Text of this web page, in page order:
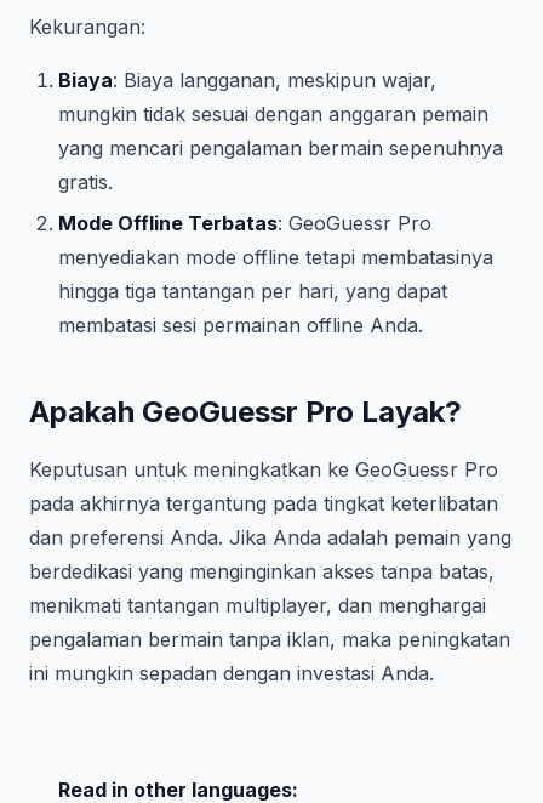
Kekurangan:
Biaya: Biaya langganan, meskipun wajar,
mungkin tidak sesuai dengan anggaran pemain
yang mencari pengalaman bermain sepenuhnya
gratis.
Mode Offline Terbatas: GeoGuessr Pro
menyediakan mode offline tetapi membatasinya
hingga tiga tantangan per hari, yang dapat
membatasi sesi permainan offline Anda.
Apakah GeoGuessr Pro Layak?
Keputusan untuk meningkatkan ke GeoGuessr Pro
pada akhirnya tergantung pada tingkat keterlibatan
dan preferensi Anda. Jika Anda adalah pemain yang
berdedikasi yang menginginkan akses tanpa batas,
menikmati tantangan multiplayer, dan menghargai
pengalaman bermain tanpa iklan, maka peningkatan
ini mungkin sepadan dengan investasi Anda.
Read in other languages: